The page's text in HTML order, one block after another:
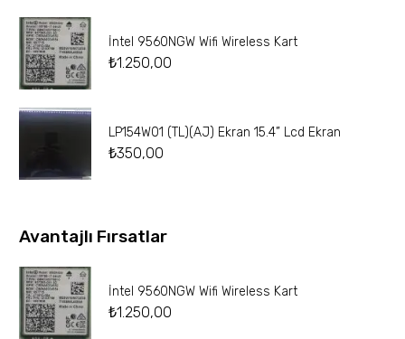
İntel 9560NGW Wifi Wireless Kart
₺1.250,00
LP154W01 (TL)(AJ) Ekran 15.4” Lcd Ekran
₺350,00
Avantajlı Fırsatlar
İntel 9560NGW Wifi Wireless Kart
₺1.250,00